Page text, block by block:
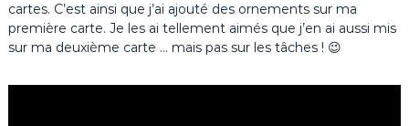
cartes. C’est ainsi que j’ai ajouté des ornements sur ma
première carte. Je les ai tellement aimés que j’en ai aussi mis
sur ma deuxième carte … mais pas sur les tâches ! 😉